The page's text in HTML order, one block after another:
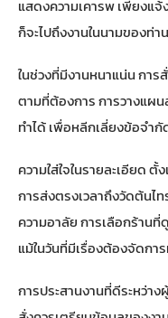
แสดงความเคารพ เพียงแ
ก็จะไปถึงงานในนามของท่า
ในช่วงที่มีงานหนาแน่น การ
ตามที่ต้องการ การวางแผ
ทำได้ เพื่อหลีกเลี่ยงข้อจำ
ความใส่ใจในรายละเอียด
การส่งตรงเวลาถึงวัดต้นไ
ความอาลัย การเลือกร้าน
แม้ในวันที่มีเรื่องต้องจัดกา
การประสานงานที่ดีระหว่า